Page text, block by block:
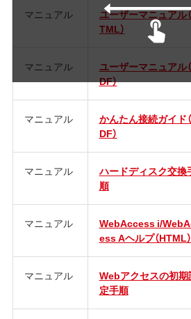
マニュアル
ユーザーマニュアル
TML）
マニュアル
ユーザーマニュアル
DF）
マニュアル
かんたん接続ガイド
DF）
マニュアル
ハードディスク交換
順
マニュアル
WebAccess i/
ess Aヘルプ（HTML）
マニュアル
Webアクセスの初期
定手順